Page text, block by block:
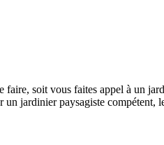
soit vous faites appel à un
un jardinier paysagiste